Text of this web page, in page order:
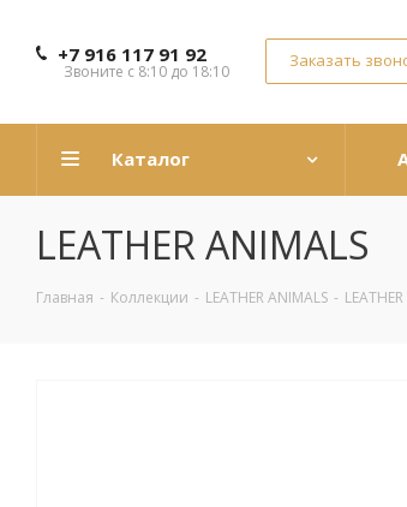
+7 916 117 91 92
Звоните с 8:10 до 18:10
Заказать
Каталог
LEATHER ANIMALS
Главная - Коллекции - LEATHER ANIMALS -